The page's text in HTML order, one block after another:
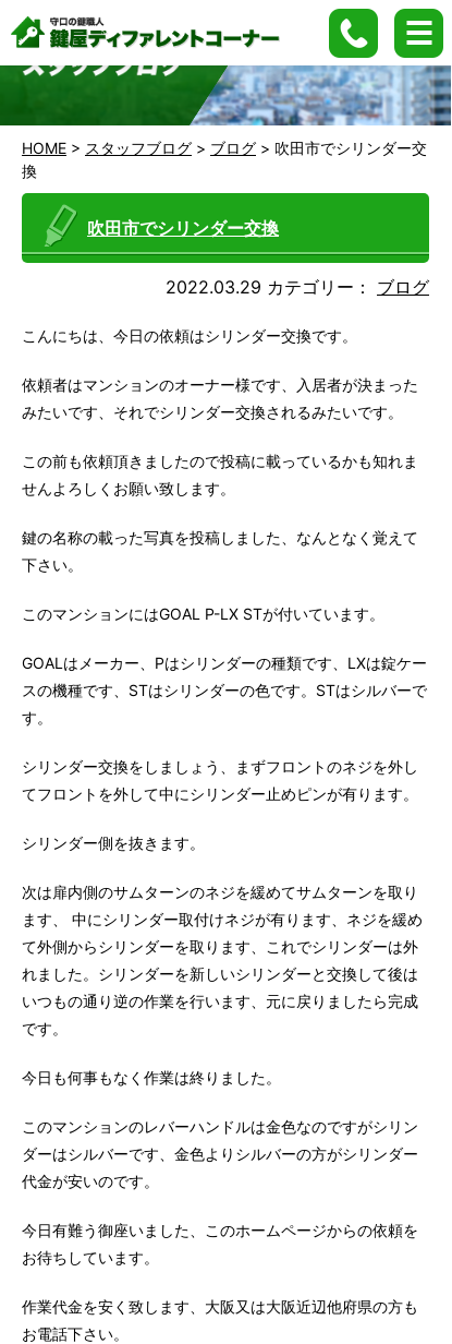
HOME > スタッフブログ > ブログ > 吹田市でシリンダー交
換
吹田市でシリンダー交換
2022.03.29 カテゴリー： ブログ
こんにちは、今日の依頼はシリンダー交換です。
依頼者はマンションのオーナー様です、入居者が決まった
みたいです、それでシリンダー交換されるみたいです。
この前も依頼頂きましたので投稿に載っているかも知れま
せんよろしくお願い致します。
鍵の名称の載った写真を投稿しました、なんとなく覚えて
下さい。
このマンションにはGOAL P-LX STが付いています。
GOALはメーカー、Pはシリンダーの種類です、LXは錠ケー
スの機種です、STはシリンダーの色です。STはシルバーで
す。
シリンダー交換をしましょう、まずフロントのネジを外し
てフロントを外して中にシリンダー止めピンが有ります。
シリンダー側を抜きます。
次は扉内側のサムターンのネジを緩めてサムターンを取り
ます、 中にシリンダー取付けネジが有ります、ネジを緩め
て外側からシリンダーを取ります、これでシリンダーは外
れました。シリンダーを新しいシリンダーと交換して後は
いつもの通り逆の作業を行います、元に戻りましたら完成
です。
今日も何事もなく作業は終りました。
このマンションのレバーハンドルは金色なのですがシリン
ダーはシルバーです、金色よりシルバーの方がシリンダー
代金が安いのです。
今日有難う御座いました、このホームページからの依頼を
お待ちしています。
作業代金を安く致します、大阪又は大阪近辺他府県の方も
お電話下さい。